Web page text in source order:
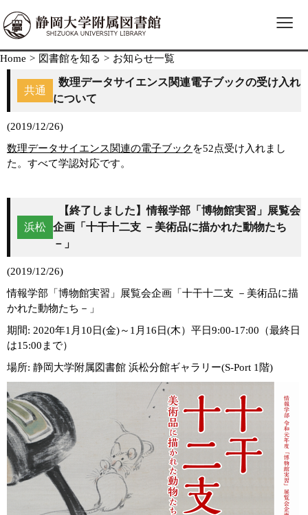
≡
Home > 図書館を知る > お知らせ一覧
共通
数理データサイエンス関連電子ブックの受け入れ
について
(2019/12/26)
数理データサイエンス関連の電子ブック を52点受け入れまし
た。すべて学認対応です。
浜松
【終了しました】情報学部「博物館実習」展覧会
企画「十干十二支 －美術品に描かれた動物たち
－」
(2019/12/26)
情報学部「博物館実習」展覧会企画「十干十二支 －美術品に描
かれた動物たち－」
期間: 2020年1月10日(金)～1月16日(木）平日9:00-17:00（最終日
は15:00まで）
場所: 静岡大学附属図書館 浜松分館ギャラリー(S-Port 1階)